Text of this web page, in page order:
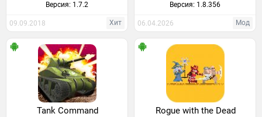
Версия: 1.7.2
09.09.2018 Хит
Версия: 1.8.356
06.04.2026 Мод
Tank Command Rogue with the Dead